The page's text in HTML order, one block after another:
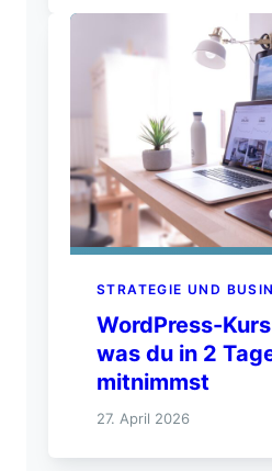
STRATEGIE UND
WordPress-
was du in 2
mitnimmst
27. April 2026